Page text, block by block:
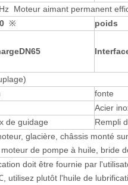
Moteur aimant permanent
※ poids
DN65
fonte
Acier
de guidage
Rempli
glacière, châssis monté
de pompe à huile, bride
doit être fournie par
utilisez plutôt l'huile de